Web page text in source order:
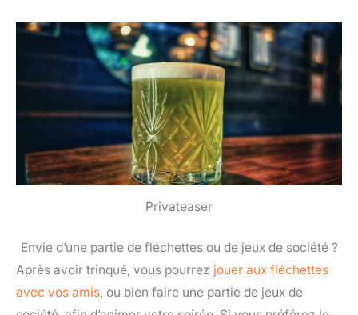
Privateaser
Envie d’une partie de fléchettes ou de jeux de société ?
Après avoir trinqué, vous pourrez jouer aux fléchettes
avec vos amis, ou bien faire une partie de jeux de